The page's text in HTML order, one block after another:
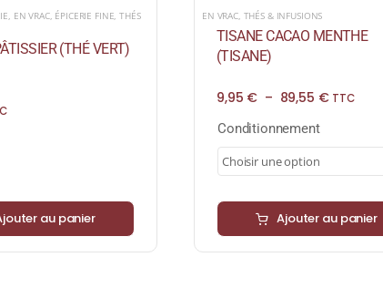
, EN VRAC, ÉPICERIE FINE,THÉS
(THÉ VERT)
au panier
EN VRAC, THÉS & INFUSIONS
TISANE CACAO MENTHE
(TISANE)
9,95 € – 89,55 €Plage
TTC
Conditionnement
Ajouter au panier